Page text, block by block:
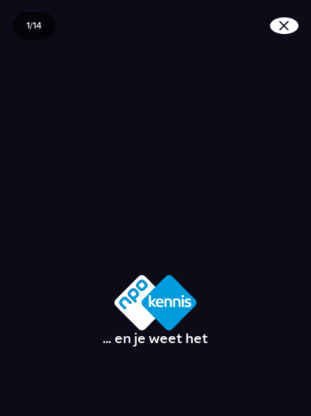
1/14
Waarom is spelen zo
... en je weet het